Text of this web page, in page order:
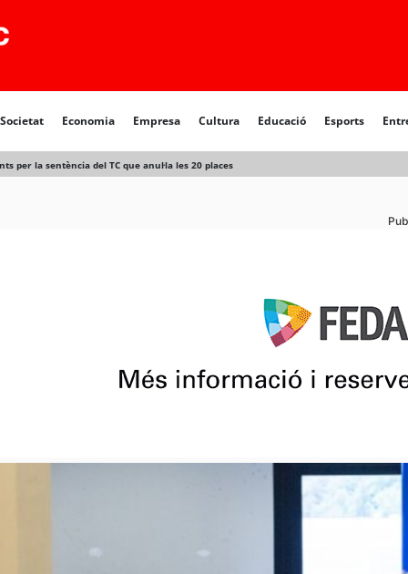
Societat Economia Empresa Cultura Educació Esports
per la sentència del TC que anul·la les 20 places